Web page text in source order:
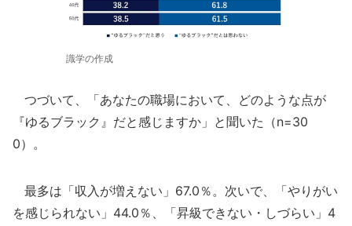
識学の作成
つづいて、「あなたの職場において、どのような点が
『ゆるブラック』だと感じますか」と聞いた（n=30
0）。
最多は「収入が増えない」67.0％。次いで、「やりがい
を感じられない」44.0％、「昇級できない・しづらい」4